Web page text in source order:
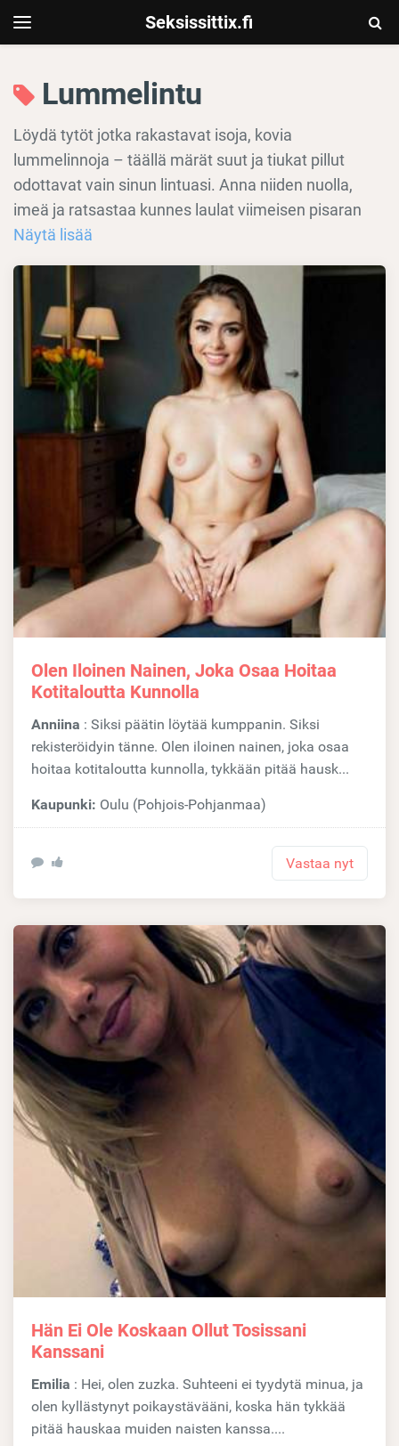
navigation
Seksissittix.fi
Lummelintu
Löydä tytöt jotka rakastavat isoja, kovia
lummelinnoja – täällä märät suut ja tiukat pillut
odottavat vain sinun lintuasi. Anna niiden nuolla,
imeä ja ratsastaa kunnes laulat viimeisen pisaran
Näytä lisää
Olen Iloinen Nainen, Joka Osaa Hoitaa
Kotitaloutta Kunnolla
Anniina : Siksi päätin löytää kumppanin. Siksi
rekisteröidyin tänne. Olen iloinen nainen, joka osaa
hoitaa kotitaloutta kunnolla, tykkään pitää hausk...
Kaupunki: Oulu (Pohjois-Pohjanmaa)
Vastaa nyt
Hän Ei Ole Koskaan Ollut Tosissani
Kanssani
Emilia : Hei, olen zuzka. Suhteeni ei tyydytä minua, ja
olen kyllästynyt poikaystävääni, koska hän tykkää
pitää hauskaa muiden naisten kanssa....